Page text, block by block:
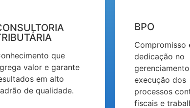
que
valor e garante
em alto
de qualidade.
BPO
Compromisso
dedicação no
execução dos
processos
fiscais e